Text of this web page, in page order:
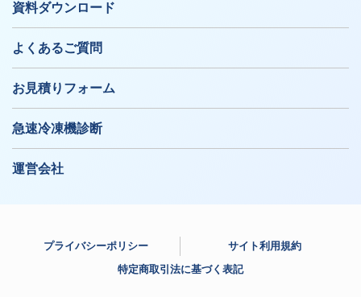
資料ダウンロード
よくあるご質問
お見積りフォーム
急速冷凍機診断
運営会社
プライバシーポリシー
サイト利用規約
特定商取引法に基づく表記